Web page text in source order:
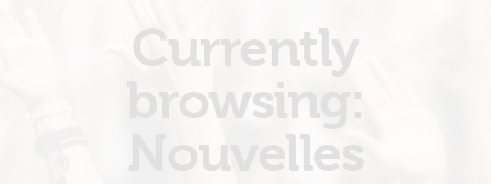
Currently
browsing:
Nouvelles